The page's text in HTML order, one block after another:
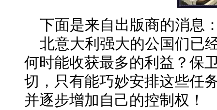
下面是来自出版商的消息
北意大利强大的公国们已
何时能收获最多的利益？保
切，只有能巧妙安排这些任
并逐步增加自己的控制权！